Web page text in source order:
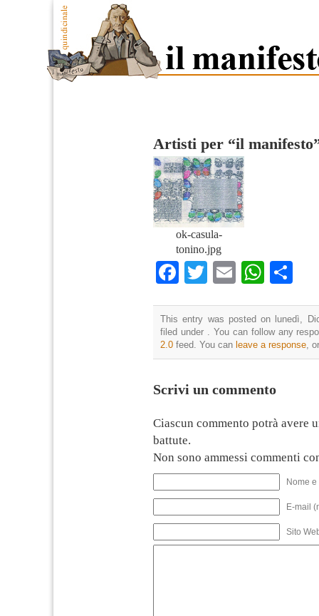
Artisti per “il
ok-casula-
tonino.jpg
Facebook
TwitterEmail
This entry was posted on lunedì,
filed under . You can follow any
2.0 feed. You can leave a response,
Scrivi un commento
Ciascun commento potrà avere
battute.
Non sono ammessi commenti
Nome
E-mail
Sito